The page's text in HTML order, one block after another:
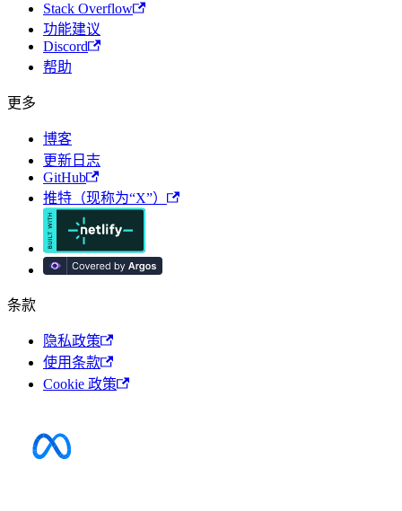
Stack Overflow
功能建议
Discord
帮助
更多
博客
更新日志
GitHub
推特（现称为“X”）
条款
隐私政策
使用条款
Cookie 政策